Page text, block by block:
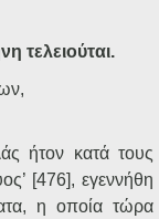
τελειούται.
ήτον κατά τους
[476], εγεννήθη
η οποία τώρα